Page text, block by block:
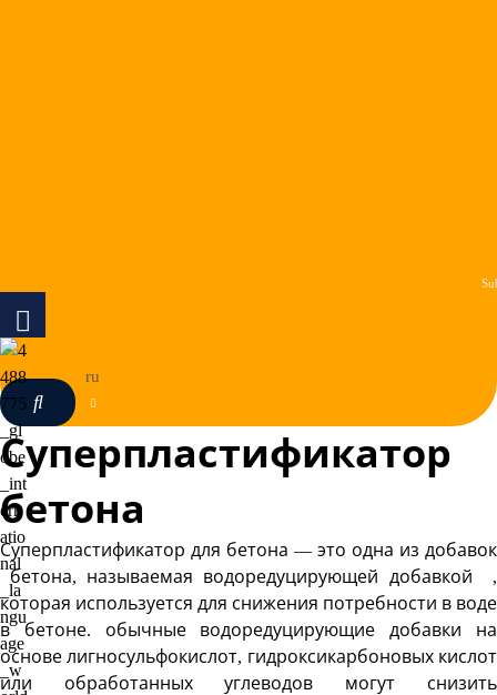
ru
Суперпластификатор
бетона
Суперпластификатор для бетона — это одна из добавок
бетона, называемая водоредуцирующей добавкой ,
которая используется для снижения потребности в воде
в бетоне. обычные водоредуцирующие добавки на
основе лигносульфокислот, гидроксикарбоновых кислот
или обработанных углеводов могут снизить